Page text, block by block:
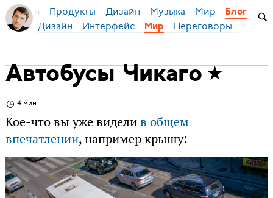
Бирман Продукты Дизайн Музыка Мир Блог
Дизайн Интерфейс Мир Переговоры
Автобусы Чикаго
4 мин
Кое-что вы уже виделив общем
впечатлении, например крышу: